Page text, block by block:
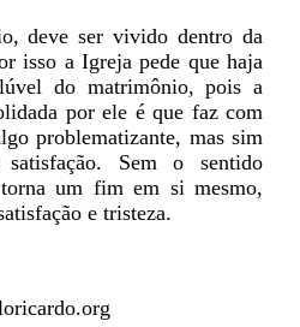
deve ser vivido dentro da
isso a Igreja pede que haja
do matrimônio, pois a
por ele é que faz com
problematizante, mas sim
Sem o sentido
um fim em si mesmo,
e tristeza.